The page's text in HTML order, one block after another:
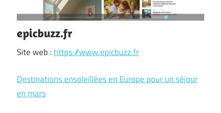
epicbuzz.fr
Site web : https://www.epicbuzz.fr
Destinations ensoleillées en Europe pour un séjour
en mars